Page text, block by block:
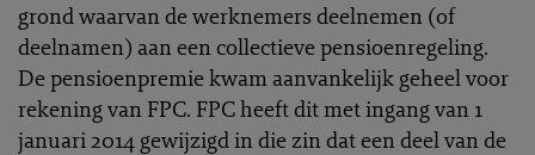
grond waarvan de werknemers deelnemen (of
deelnamen) aan een collectieve pensioenregeling.
De pensioenpremie kwam aanvankelijk geheel voor
rekening van FPC. FPC heeft dit met ingang van 1
januari 2014 gewijzigd in die zin dat een deel van de